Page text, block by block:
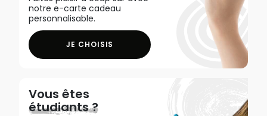
notre e-carte cadeau
personnalisable.
JE CHOISIS
Vous êtes
étudiants ?